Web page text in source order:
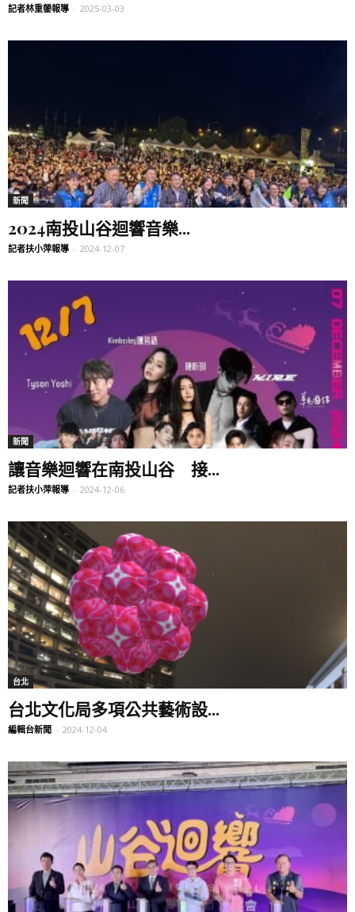
記者林重鎣報導 - 2025-03-03
新聞
2024南投山谷迴響音樂...
記者扶小萍報導 - 2024-12-07
新聞
讓音樂迴響在南投山谷 接...
記者扶小萍報導 - 2024-12-06
台北
台北文化局多項公共藝術設...
編輯台新聞 - 2024-12-04